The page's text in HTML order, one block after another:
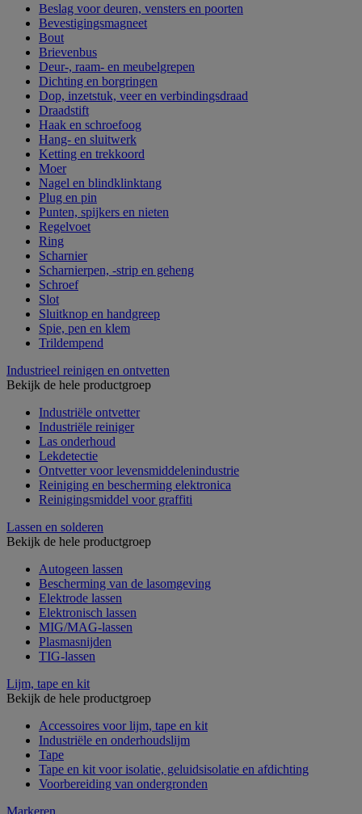
Beslag voor deuren, vensters en poorten
Bevestigingsmagneet
Bout
Brievenbus
Deur-, raam- en meubelgrepen
Dichting en borgringen
Dop, inzetstuk, veer en verbindingsdraad
Draadstift
Haak en schroefoog
Hang- en sluitwerk
Ketting en trekkoord
Moer
Nagel en blindklinktang
Plug en pin
Punten, spijkers en nieten
Regelvoet
Ring
Scharnier
Scharnierpen, -strip en geheng
Schroef
Slot
Sluitknop en handgreep
Spie, pen en klem
Trildempend
Industrieel reinigen en ontvetten
Bekijk de hele productgroep
Industriële ontvetter
Industriële reiniger
Las onderhoud
Lekdetectie
Ontvetter voor levensmiddelenindustrie
Reiniging en bescherming elektronica
Reinigingsmiddel voor graffiti
Lassen en solderen
Bekijk de hele productgroep
Autogeen lassen
Bescherming van de lasomgeving
Elektrode lassen
Elektronisch lassen
MIG/MAG-lassen
Plasmasnijden
TIG-lassen
Lijm, tape en kit
Bekijk de hele productgroep
Accessoires voor lijm, tape en kit
Industriële en onderhoudslijm
Tape
Tape en kit voor isolatie, geluidsisolatie en afdichting
Voorbereiding van ondergronden
Markeren